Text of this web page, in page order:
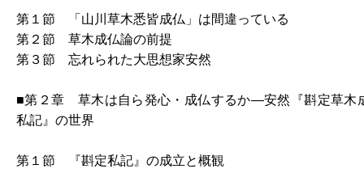
第１節 「山川草木悉皆成仏」は間違っている
第２節 草木成仏論の前提
第３節 忘れられた大思想家安然
■第２章 草木は自ら発心・成仏するか―安然『斟定草木
私記』の世界
第１節 『斟定私記』の成立と概観